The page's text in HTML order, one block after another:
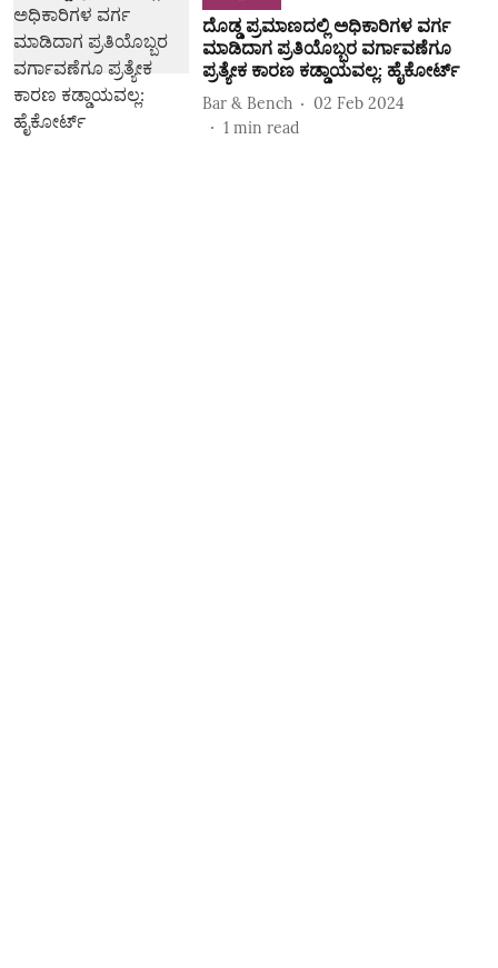
ದೊಡ್ಡ ಪ್ರಮಾಣದಲ್ಲಿ ಅಧಿಕಾರಿಗಳ ವರ್ಗ
ಮಾಡಿದಾಗ ಪ್ರತಿಯೊಬ್ಬರ ವರ್ಗಾವಣೆಗೂ
ಪ್ರತ್ಯೇಕ ಕಾರಣ ಕಡ್ಡಾಯವಲ್ಲ: ಹೈಕೋರ್ಟ್‌
Bar & Bench
02 Feb 2024
1 min read